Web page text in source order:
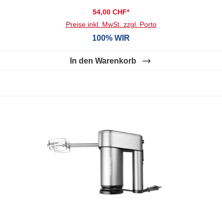
54,00 CHF*
Preise inkl. MwSt. zzgl. Porto
100% WIR
In den Warenkorb